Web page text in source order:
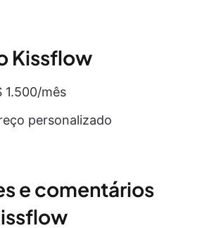
Kissflow
1.500/mês
personalizado
e comentários